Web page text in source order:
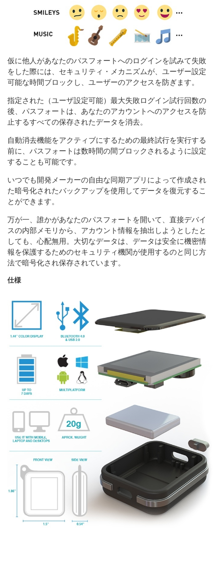
仮に他人があなたのパスフォートへのログインを試みて失敗
をした際には、セキュリティ・メカニズムが、ユーザー設定
可能な時間ブロックし、ユーザーのアクセスを防ぎます。
指定された（ユーザ設定可能）最大失敗ログイン試行回数の
後、パスフォートは、あなたのアカウントへのアクセスを防
止するすべての保存されたデータを消去。
自動消去機能をアクティブにするための最終試行を実行する
前に、パスフォートは数時間の間ブロックされるように設定
することも可能です。
いつでも開発メーカーの自由な同期アプリによって作成され
た暗号化されたバックアップを使用してデータを復元するこ
とができます。
万が一、誰かがあなたのパスフォートを開いて、直接デバイ
スの内部メモリから、アカウント情報を抽出しようとしたと
しても、心配無用。大切なデータは、データは安全に機密情
報を保護するためのセキュリティ機関が使用するのと同じ方
法で暗号化され保存されています。
仕様